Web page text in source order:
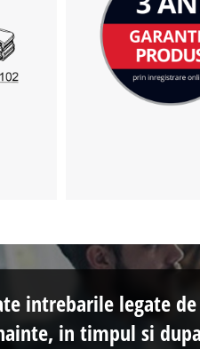
intrebarile legate
in timpul si